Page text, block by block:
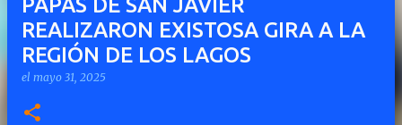
PAPAS DE SAN JAVIER
REALIZARON EXISTOSA GIRA A LA
REGIÓN DE LOS LAGOS
el mayo 31, 2025